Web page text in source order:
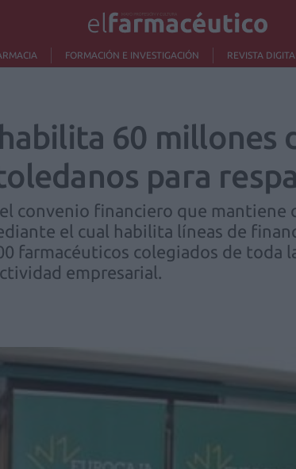
FORMACIÓN E INVESTIGACIÓN REVISTA DIGITAL
60 millones
para
convenio financiero que mantiene
el cual habilita líneas de
farmacéuticos colegiados de toda
empresarial.